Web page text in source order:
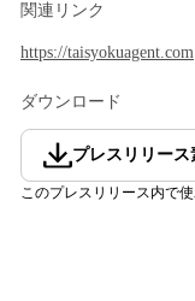
関連リンク
https://taisyokuagent.com
ダウンロード
プレスリリース
このプレスリリース内で